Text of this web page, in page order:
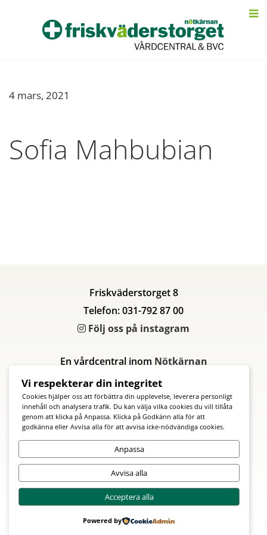
4 mars, 2021
Sofia Mahbubian
Friskväderstorget 8
Telefon: 031-792 87 00
Följ oss på instagram
En vårdcentral inom Nötkärnan
Vi respekterar din integritet
Cookies hjälper oss att förbättra din upplevelse, leverera personligt
innehåll och analysera trafik. Du kan välja vilka cookies du vill tillåta
genom att klicka på Anpassa. Klicka på Godkänn alla för att
godkänna eller Avvisa alla för att avvisa icke-nödvändiga cookies.
Anpassa
Avvisa alla
Acceptera alla
Powered by